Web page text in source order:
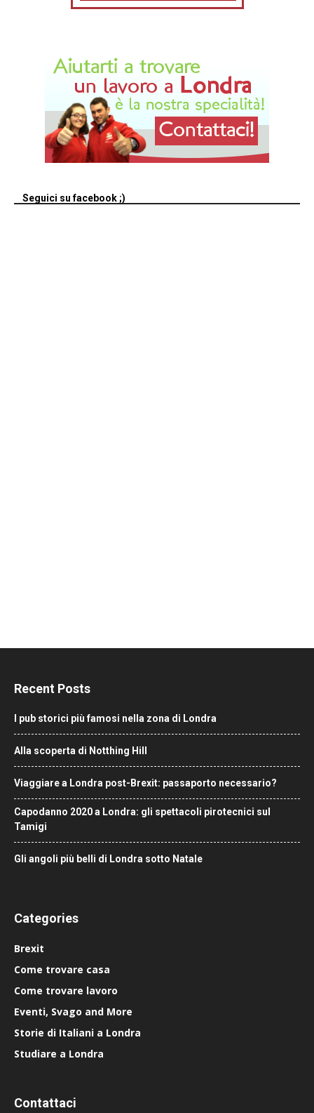
Seguici su facebook ;)
Recent Posts
I pub storici più famosi nella zona di Londra
Alla scoperta di Notthing Hill
Viaggiare a Londra post-Brexit: passaporto necessario?
Capodanno 2020 a Londra: gli spettacoli pirotecnici sul
Tamigi
Gli angoli più belli di Londra sotto Natale
Categories
Brexit
Come trovare casa
Come trovare lavoro
Eventi, Svago and More
Storie di Italiani a Londra
Studiare a Londra
Contattaci